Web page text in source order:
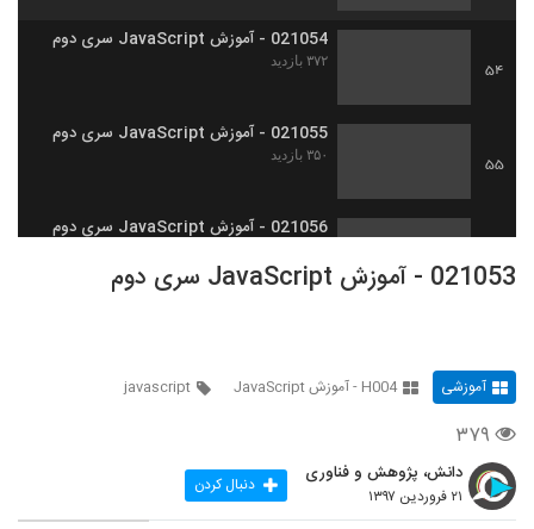
54
021054 - آموزش JavaScript سری دوم
۳۷۲ بازدید
55
021055 - آموزش JavaScript سری دوم
۳۵۰ بازدید
021056 - آموزش JavaScript سری دوم
58
021053 - آموزش JavaScript سری دوم
آموزشی H004 - آموزش JavaScript javascript
۳۷۹
دانش، پژوهش و فناوری
۲۱ فروردین ۱۳۹۷ دنبال کردن